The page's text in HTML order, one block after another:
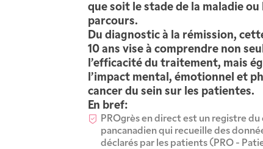
que soit le stade de la maladie ou
parcours.
Du diagnostic à la rémission,
10 ans vise à comprendre non
l’efficacité du traitement, mais
l’impact mental, émotionnel et
cancer du sein sur les patientes.
En bref:
PROgrès en direct est un registre du
pancanadien qui recueille des
déclarés par les patients (PRO -